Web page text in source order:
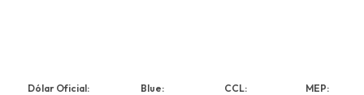
Dólar Oficial:
Blue:
CCL:
MEP: